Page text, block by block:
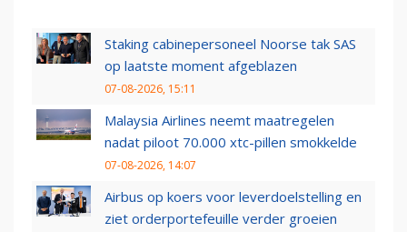
Staking cabinepersoneel Noorse tak SAS
op laatste moment afgeblazen
07-08-2026, 15:11
Malaysia Airlines neemt maatregelen
nadat piloot 70.000 xtc-pillen smokkelde
07-08-2026, 14:07
Airbus op koers voor leverdoelstelling en
ziet orderportefeuille verder groeien